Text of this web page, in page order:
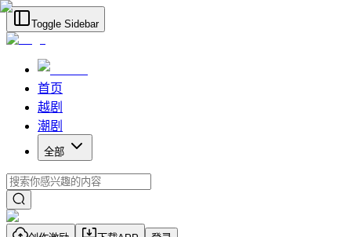
Toggle Sidebar
首页
越剧
潮剧
全部